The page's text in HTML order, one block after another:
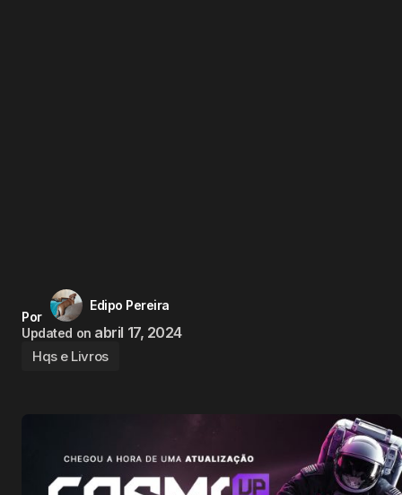
Por
Edipo Pereira
Updated on abril 17, 2024
Hqs e Livros